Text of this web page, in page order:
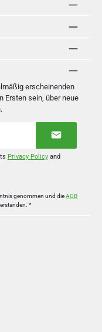
erscheinenden
Ersten sein, über neue
Privacy Policy and
genommen und dieAGB
*